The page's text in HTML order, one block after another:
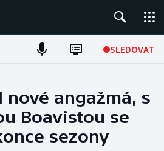
SLEDOVAT
nové angažmá, s
Boavistou se
sezony